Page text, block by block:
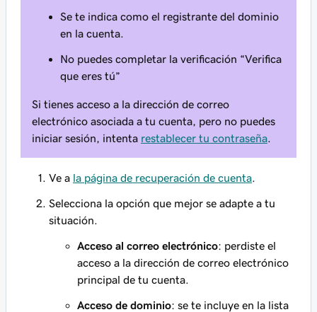
Se te indica como el registrante del dominio
en la cuenta.
No puedes completar la verificación “Verifica
que eres tú”
Si tienes acceso a la dirección de correo
electrónico asociada a tu cuenta, pero no puedes
iniciar sesión, intenta restablecer tu contraseña.
Ve a la página de recuperación de cuenta.
Selecciona la opción que mejor se adapte a tu
situación.
Acceso al correo electrónico: perdiste el
acceso a la dirección de correo electrónico
principal de tu cuenta.
Acceso de dominio: se te incluye en la lista